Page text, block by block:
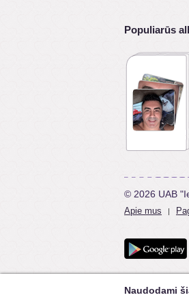
Populiarūs
© 2026 UAB
Apie mus |
Naudodami